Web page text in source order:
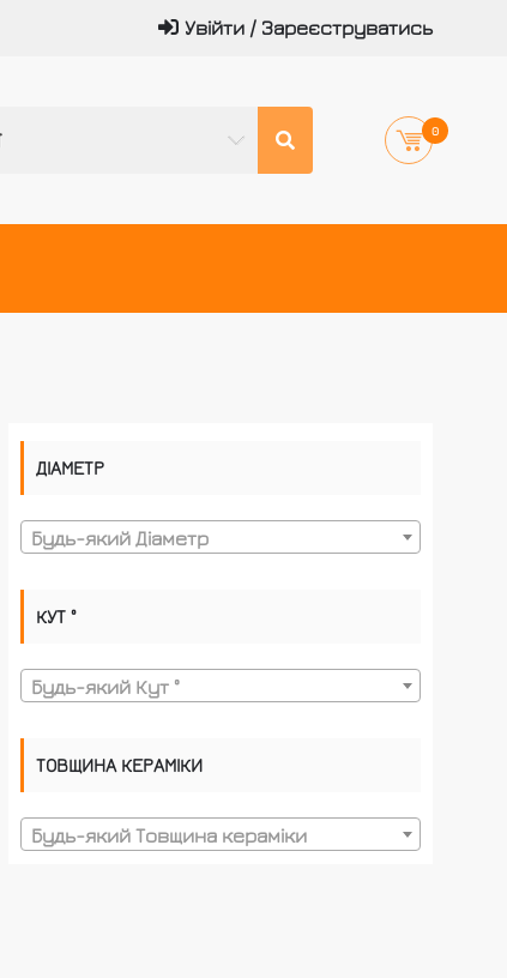
Увійти / Зареєструватись
0
ДІАМЕТР
Будь-який Діаметр
КУТ °
Будь-який Кут °
ТОВЩИНА КЕРАМІКИ
Будь-який Товщина кераміки